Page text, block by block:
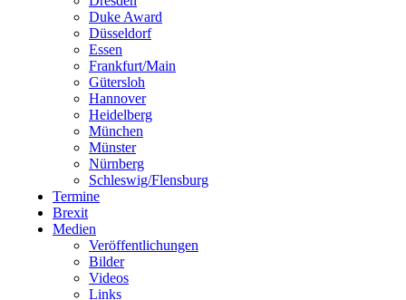
Duke Award
Düsseldorf
Essen
Frankfurt/Main
Gütersloh
Hannover
Heidelberg
München
Münster
Nürnberg
Schleswig/Flensburg
Termine
Brexit
Medien
Veröffentlichungen
Bilder
Videos
Links